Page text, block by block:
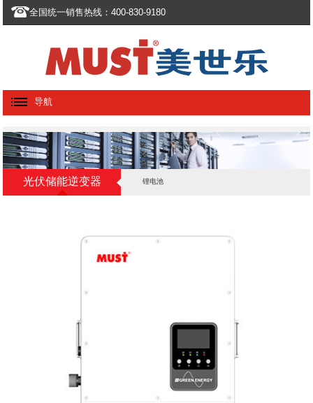
全国统一销售热线：400-830-9180
导航
光伏储能逆变器 锂电池